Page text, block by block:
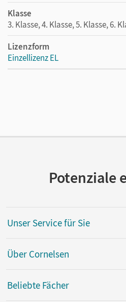
Klasse
3. Klasse, 4. Klasse, 5. Klasse, 6.
Lizenzform
Einzellizenz EL
Potenziale
Unser Service für Sie
Über Cornelsen
Beliebte Fächer